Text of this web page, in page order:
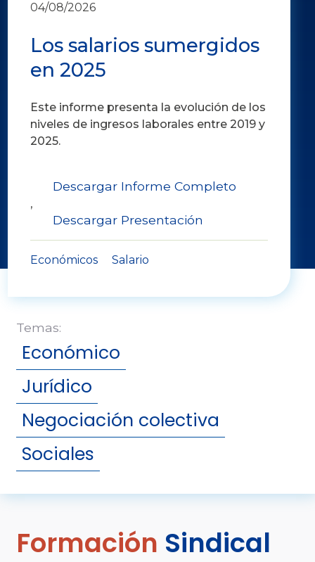
04/08/2026
Los salarios sumergidos
en 2025
Este informe presenta la evolución de los
niveles de ingresos laborales entre 2019 y
2025.
Descargar Informe Completo
,
Descargar Presentación
Económicos Salario
Inicio - Documentos
Económico
Jurídico
Negociación colectiva
Sociales
Formación Sindical